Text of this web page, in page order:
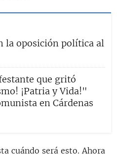
la oposición política al
que gritó
¡Patria y Vida!"
en Cárdenas
cuándo será esto. Ahora